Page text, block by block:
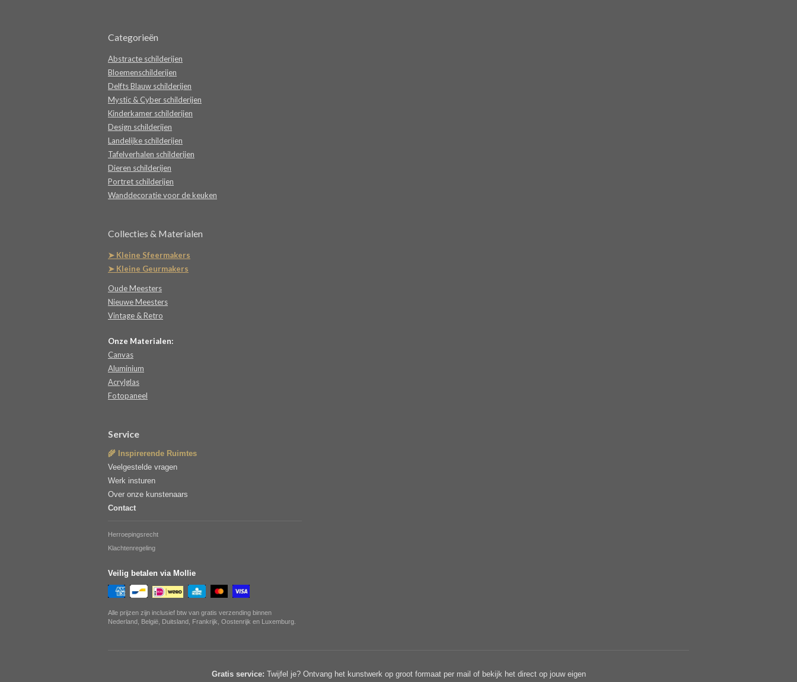
Categorieën
Abstracte schilderijen
Bloemenschilderijen
Delfts Blauw schilderijen
Mystic & Cyber schilderijen
Kinderkamer schilderijen
Design schilderijen
Landelijke schilderijen
Tafelverhalen schilderijen
Dieren schilderijen
Portret schilderijen
Wanddecoratie voor de keuken
Collecties & Materialen
➤ Kleine Sfeermakers
➤ Kleine Geurmakers
Oude Meesters
Nieuwe Meesters
Vintage & Retro
Onze Materialen:
Canvas
Aluminium
Acrylglas
Fotopaneel
Service
🌾 Inspirerende Ruimtes
Veelgestelde vragen
Werk insturen
Over onze kunstenaars
Contact
Herroepingsrecht
Klachtenregeling
Veilig betalen via Mollie
Alle prijzen zijn inclusief btw van gratis verzending binnen
Nederland, België, Duitsland, Frankrijk, Oostenrijk en Luxemburg.
Gratis service: Twijfel je? Ontvang het kunstwerk op groot formaat per mail of bekijk het direct op jouw eigen